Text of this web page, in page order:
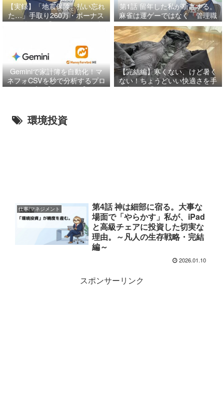
【実録】「地震保険、払い忘れ
た…」手取り260万・ボーナス
月に起きた「85万円」の奇跡
第1話留年した私が断言する。
麻雀は運ゲーではなく「管理職
研修」だ
Geminiで家計簿を自動化！マ
ネフォCSVを秒で分析するプロ
ンプト【コピペOK】
【完結編】寒くない、けど暑く
ない！ちょうどいい快適さを手
に入れる「最強レイヤリング」
環境投資
仕事/マネジメント
第4話 神は細部に宿る。大事な
場面で「やらかす」私が、iPad
と高級チェアに投資した切実な
理由。～凡人の生存戦略・完結
編～
2026.01.10
スポンサーリンク